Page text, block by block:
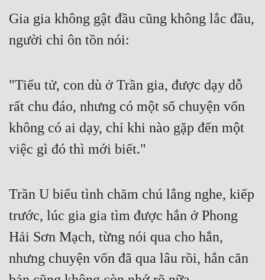
Gia gia không gật đầu cũng không lắc đầu,
người chỉ ôn tồn nói:
"Tiểu tử, con dù ở Trần gia, được dạy dỗ
rất chu đáo, nhưng có một số chuyện vốn
không có ai dạy, chỉ khi nào gặp đến một
việc gì đó thì mới biết."
Trần U biểu tình chăm chú lắng nghe, kiếp
trước, lúc gia gia tìm được hắn ở Phong
Hải Sơn Mạch, từng nói qua cho hắn,
nhưng chuyện vốn đã qua lâu rồi, hắn căn